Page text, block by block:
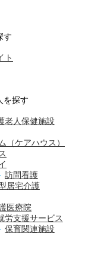
す
ト
を探す
老人保健施設
（ケアハウス）
訪問看護
居宅介護
医療院
労支援サービス
保育関連施設